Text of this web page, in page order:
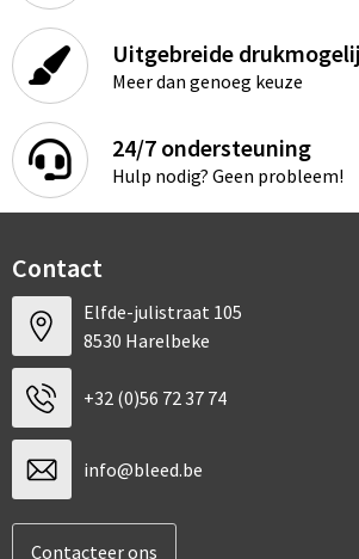
Uitgebreide
Meer dan genoeg keuze
24/7 ondersteuning
Hulp nodig? Geen probleem!
Contact
Elfde-julistraat 105
8530 Harelbeke
+32 (0)56 72 37 74
info@bleed.be
Contacteer ons